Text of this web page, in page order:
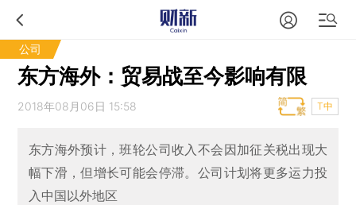
公司
东方海外：贸易战至今影响有限
2018年08月06日 15:58 T中
东方海外预计，班轮公司收入不会因加征关税出现大
幅下滑，但增长可能会停滞。公司计划将更多运力投
入中国以外地区